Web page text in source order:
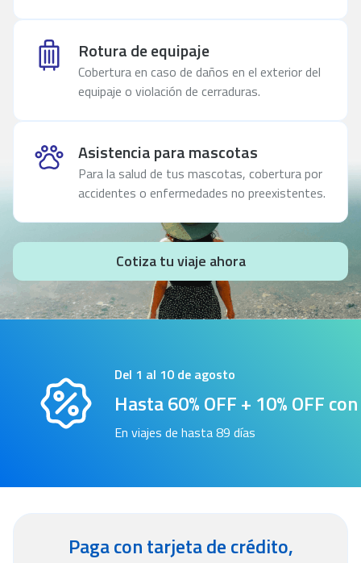
Rotura de equipaje
Cobertura en caso de daños en el exterior del
equipaje o violación de cerraduras.
Asistencia para mascotas
Para la salud de tus mascotas, cobertura por
accidentes o enfermedades no preexistentes.
Cotiza tu viaje ahora
Del 1 al 10 de agosto
Hasta 60% OFF + 10% OFF
En viajes de hasta 89 días
Paga con tarjeta de crédito,